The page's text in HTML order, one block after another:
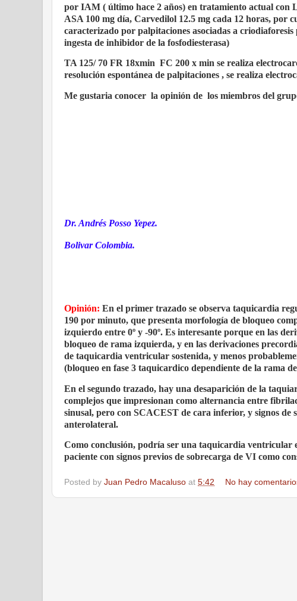
por IAM ( último hace 2 años) en tratamiento actual con
ASA 100 mg día, Carvedilol 12.5 mg cada 12 horas, por
caracterizado por palpitaciones asociadas a criodiaforesis
ingesta de inhibidor de la fosfodiesterasa)
TA 125/ 70 FR 18xmin FC 200 x min se realiza
resolución espontánea de palpitaciones , se realiza
Me gustaria conocer la opinión de los miembros del
Dr. Andrés Posso Yepez.
Bolivar Colombia.
Opinión: En el primer trazado se observa taquicardia
190 por minuto, que presenta morfología de bloqueo
izquierdo entre 0º y -90º. Es interesante porque en las
bloqueo de rama izquierda, y en las derivaciones
de taquicardia ventricular sostenida, y menos
(bloqueo en fase 3 taquicardico dependiente de la rama
En el segundo trazado, hay una desaparición de la
complejos que impresionan como alternancia entre
sinusal, pero con SCACEST de cara inferior, y signos de
anterolateral.
Como conclusión, podría ser una taquicardia ventricular
paciente con signos previos de sobrecarga de VI como
Posted by Juan Pedro Macaluso at 5:42 No hay